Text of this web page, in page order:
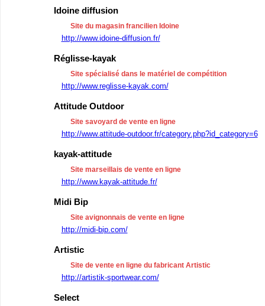
Idoine diffusion
Site du magasin francilien Idoine
http://www.idoine-diffusion.fr/
Réglisse-kayak
Site spécialisé dans le matériel de compétition
http://www.reglisse-kayak.com/
Attitude Outdoor
Site savoyard de vente en ligne
http://www.attitude-outdoor.fr/category.php?id_category=6
kayak-attitude
Site marseillais de vente en ligne
http://www.kayak-attitude.fr/
Midi Bip
Site avignonnais de vente en ligne
http://midi-bip.com/
Artistic
Site de vente en ligne du fabricant Artistic
http://artistik-sportwear.com/
Select